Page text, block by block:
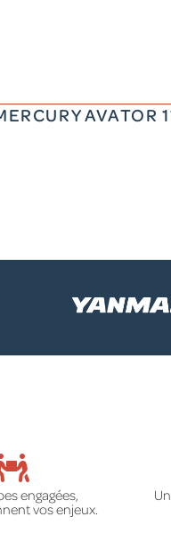
AVATOR
engagées,
vos enjeux.